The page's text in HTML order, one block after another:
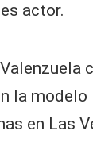
actor.
la modelo
en Las